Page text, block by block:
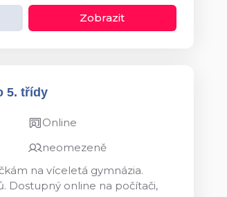
Zobrazit
5. třídy
Online
neomezeně
na víceletá gymnázia.
Dostupný online na počítači,